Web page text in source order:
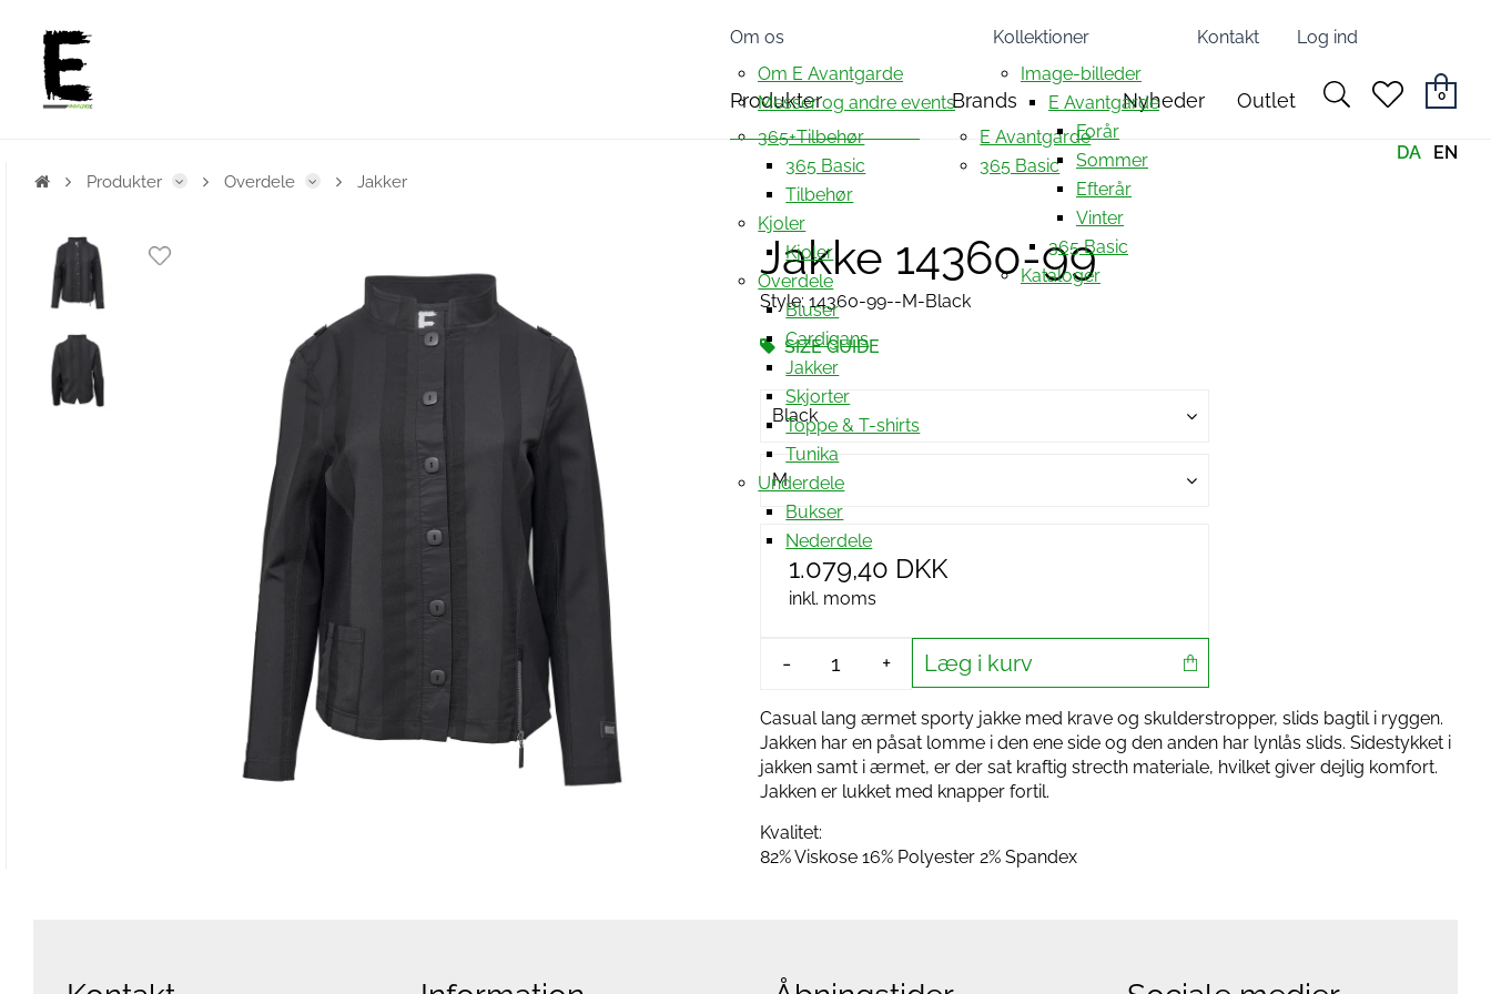
Produkter
365+Tilbehør
365 Basic
Tilbehør
Kjoler
Kjoler
Overdele
Bluser
Cardigans
Jakker
Skjorter
Toppe & T-shirts
Tunika
Underdele
Bukser
Nederdele
Brands
E Avantgarde
365 Basic
Nyheder Outlet
searchheart
0
Om os
Om E Avantgarde
Messer og andre events
Kollektioner
Image-billeder
E Avantgarde
Forår
Sommer
Efterår
Vinter
365 Basic
Kataloger
Kontakt Log ind
DA EN
Produkter Overdele Jakker
Jakke 14360-99
Style: 14360-99--M-Black
SIZE GUIDE
Black
M
1.079,40 DKK
inkl. moms
- + Læg i kurv
Casual lang ærmet sporty jakke med krave og skulderstropper, slids bagtil i ryggen.
Jakken har en påsat lomme i den ene side og den anden har lynlås slids. Sidestykket i
jakken samt i ærmet, er der sat kraftig strecth materiale, hvilket giver dejlig komfort.
Jakken er lukket med knapper fortil.
Kvalitet:
82% Viskose 16% Polyester 2% Spandex